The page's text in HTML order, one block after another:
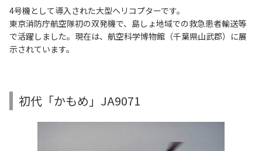
4号機として導入された大型ヘリコプターです。
東京消防庁航空隊初の双発機で、島しょ地域での救急患者輸送等
で活躍しました。現在は、航空科学博物館（千葉県山武郡）に展
示されています。
初代「かもめ」JA9071